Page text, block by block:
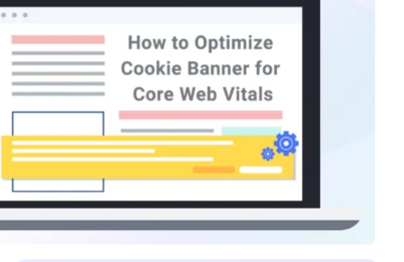
di Responsabilità
accessibilità
Rispondi ad alcune domande per verificare se il
aziendale
è conforme
Visualizza Tutte le Normative
Termly
Vedi tutte le leggi coperte dai nostri prodotti
Tracker delle Normative sulla
Dati negli USA
Non perdere alcun aggiornamento sulle
statunitensi sulla privacy
Confronta Termly
Termly ad altre soluzioni di conformità